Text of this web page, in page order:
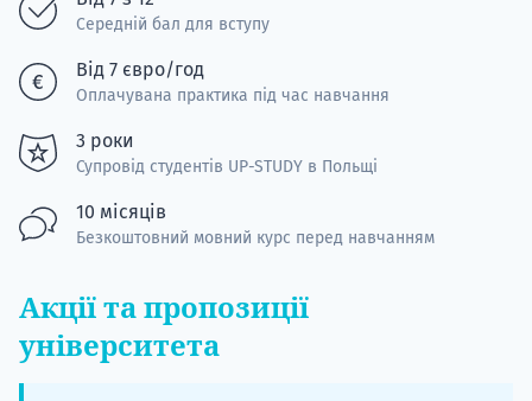
Середній бал для вступу
Від 7 євро/год
Оплачувана практика під час навчання
3 роки
Супровід студентів UP-STUDY в Польщі
10 місяців
Безкоштовний мовний курс перед навчанням
Акції та пропозиції
університета